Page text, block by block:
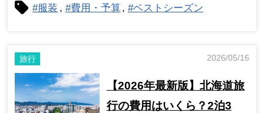
#服装 #費用・予算 #ベストシーズン
旅行 2026/05/16
【2026年最新版】北海道旅
行の費用はいくら？2泊3